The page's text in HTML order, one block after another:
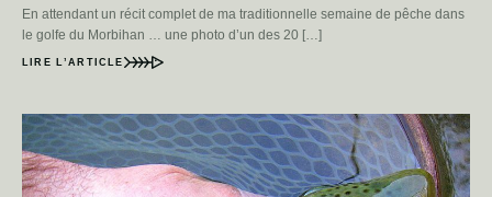
En attendant un récit complet de ma traditionnelle semaine de pêche dans
le golfe du Morbihan … une photo d’un des 20 […]
LIRE L’ARTICLE